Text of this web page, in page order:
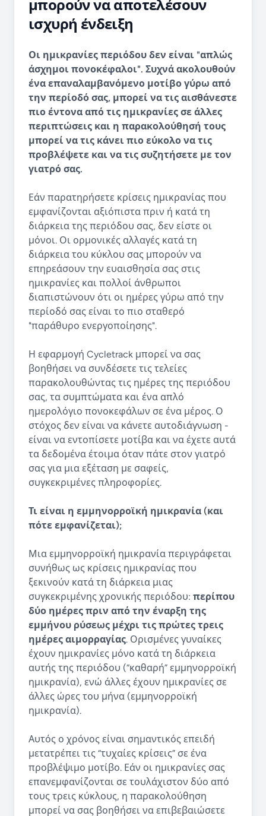
μπορούν να αποτελέσουν
ισχυρή ένδειξη
Οι ημικρανίες περιόδου δεν είναι "απλώς
άσχημοι πονοκέφαλοι". Συχνά ακολουθούν
ένα επαναλαμβανόμενο μοτίβο γύρω από
την περίοδό σας, μπορεί να τις αισθάνεστε
πιο έντονα από τις ημικρανίες σε άλλες
περιπτώσεις και η παρακολούθησή τους
μπορεί να τις κάνει πιο εύκολο να τις
προβλέψετε και να τις συζητήσετε με τον
γιατρό σας.
Εάν παρατηρήσετε κρίσεις ημικρανίας που
εμφανίζονται αξιόπιστα πριν ή κατά τη
διάρκεια της περιόδου σας, δεν είστε οι
μόνοι. Οι ορμονικές αλλαγές κατά τη
διάρκεια του κύκλου σας μπορούν να
επηρεάσουν την ευαισθησία σας στις
ημικρανίες και πολλοί άνθρωποι
διαπιστώνουν ότι οι ημέρες γύρω από την
περίοδό σας είναι το πιο σταθερό
"παράθυρο ενεργοποίησης".
Η εφαρμογή Cycletrack μπορεί να σας
βοηθήσει να συνδέσετε τις τελείες
παρακολουθώντας τις ημέρες της περιόδου
σας, τα συμπτώματα και ένα απλό
ημερολόγιο πονοκεφάλων σε ένα μέρος. Ο
στόχος δεν είναι να κάνετε αυτοδιάγνωση -
είναι να εντοπίσετε μοτίβα και να έχετε αυτά
τα δεδομένα έτοιμα όταν πάτε στον γιατρό
σας για μια εξέταση με σαφείς,
συγκεκριμένες πληροφορίες.
Τι είναι η εμμηνορροϊκή ημικρανία (και
πότε εμφανίζεται);
Μια εμμηνορροϊκή ημικρανία περιγράφεται
συνήθως ως κρίσεις ημικρανίας που
ξεκινούν κατά τη διάρκεια μιας
συγκεκριμένης χρονικής περιόδου: περίπου
δύο ημέρες πριν από την έναρξη της
εμμήνου ρύσεως μέχρι τις πρώτες τρεις
ημέρες αιμορραγίας. Ορισμένες γυναίκες
έχουν ημικρανίες μόνο κατά τη διάρκεια
αυτής της περιόδου (“καθαρή” εμμηνορροϊκή
ημικρανία), ενώ άλλες έχουν ημικρανίες σε
άλλες ώρες του μήνα (εμμηνορροϊκή
ημικρανία).
Αυτός ο χρόνος είναι σημαντικός επειδή
μετατρέπει τις “τυχαίες κρίσεις” σε ένα
προβλέψιμο μοτίβο. Εάν οι ημικρανίες σας
επανεμφανίζονται σε τουλάχιστον δύο από
τους τρεις κύκλους, η παρακολούθηση
μπορεί να σας βοηθήσει να επιβεβαιώσετε